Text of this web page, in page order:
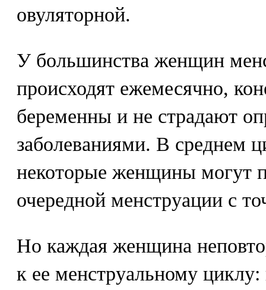
овуляторной.
У большинства женщин
происходят ежемесячно,
беременны и не страдают
заболеваниями. В среднем
некоторые женщины могут
очередной менструации с
Но каждая женщина
к ее менструальному